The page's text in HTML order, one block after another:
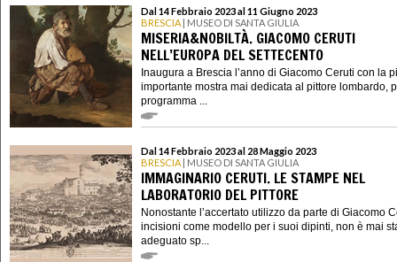
Dal 14 Febbraio 2023 al 11 Giugno 2023
BRESCIA | MUSEO DI SANTA GIULIA
MISERIA&NOBILTÀ. GIACOMO CERUTI
NELL’EUROPA DEL SETTECENTO
Inaugura a Brescia l’anno di Giacomo Ceruti con la
importante mostra mai dedicata al pittore lombardo,
programma ...
Dal 14 Febbraio 2023 al 28 Maggio 2023
BRESCIA | MUSEO DI SANTA GIULIA
IMMAGINARIO CERUTI. LE STAMPE NEL
LABORATORIO DEL PITTORE
Nonostante l’accertato utilizzo da parte di Giacomo
incisioni come modello per i suoi dipinti, non è mai
adeguato sp...